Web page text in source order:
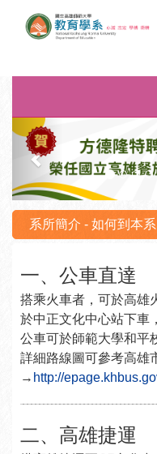
上
一
則
系所簡介 - 如何到本系
一、公車直達
搭乘火車者，可於高雄
於中正文化中心站下車
公車可於師範大學和平
詳細路線圖可參考高雄
→ http://
二、高雄捷運